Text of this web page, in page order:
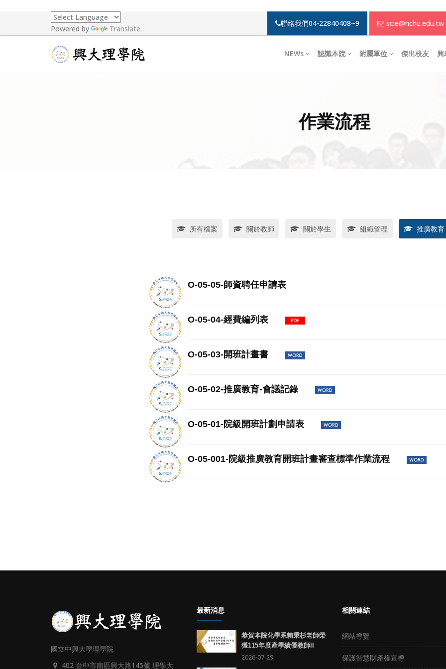
Powered by Translate
聯絡我們04-22840408~9 scie@nchu.edu.tw
NEWs 認識本院 附屬單位 傑出校友 興
作業流程
所有檔案 關於教師 關於學生 組織管理 推廣教育
O-05-05-師資聘任申請表
O-05-04-經費編列表
O-05-03-開班計畫書
O-05-02-推廣教育-會議記錄
O-05-01-院級開班計劃申請表
O-05-001-院級推廣教育開班計畫審查標準作業流程
國立中興大學理學院
402 台中市南區興大路145號 理學大
最新消息
恭賀本院化學系賴秉杉老師榮
獲115年度產學績優教師II
2026-07-29
相關連結
網站導覽
保護智慧財產權宣導